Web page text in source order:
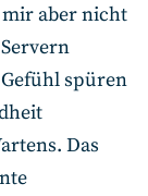
aber nicht
spüren
Das